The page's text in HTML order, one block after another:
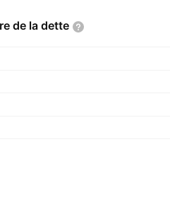
de ladette